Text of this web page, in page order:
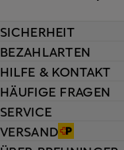
HILFE & KONTAKT
HÄUFIGE FRAGEN
SERVICE
VERSAND
SICHERHEIT
BEZAHLARTEN